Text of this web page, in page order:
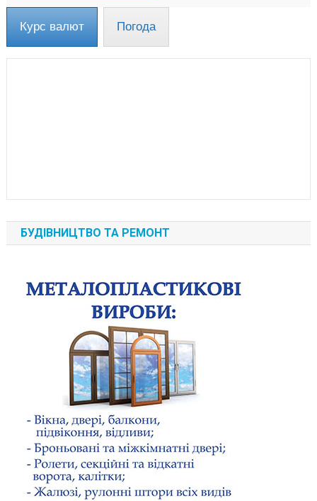
Курс валют Погода
БУДІВНИЦТВО ТА РЕМОНТ